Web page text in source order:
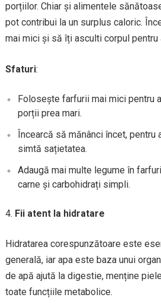
porțiilor. Chiar și alimentele
pot contribui la un surplus caloric.
mai mici și să îți asculti corpul pentru
Sfaturi:
Folosește farfurii mai mici pentru
porții prea mari.
Încearcă să mănânci încet, pentru
simtă sațietatea.
Adaugă mai multe legume în
carne și carbohidrați simpli.
Fii atent la hidratare
Hidratarea corespunzătoare este
generală, iar apa este baza unui
de apă ajută la digestie, menține
toate funcțiile metabolice.